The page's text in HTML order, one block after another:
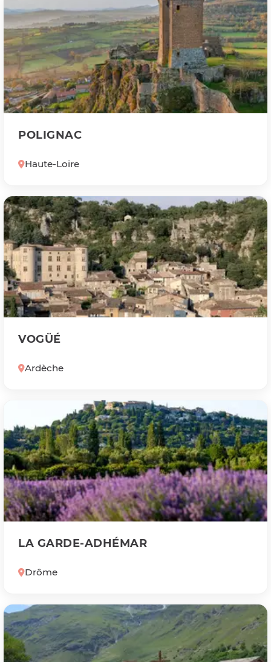
POLIGNAC
Haute-Loire
VOGÜÉ
Ardèche
LA GARDE-ADHÉMAR
Drôme